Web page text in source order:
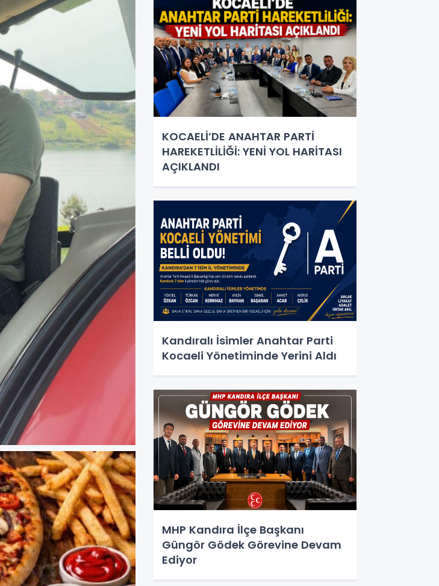
KOCAELİ’DE ANAHTAR PARTİ
HAREKETLİLİĞİ: YENİ YOL HARİTASI
AÇIKLANDI
Kandıralı İsimler Anahtar Parti
Kocaeli Yönetiminde Yerini Aldı
MHP Kandıra İlçe Başkanı
Güngör Gödek Görevine Devam
Ediyor